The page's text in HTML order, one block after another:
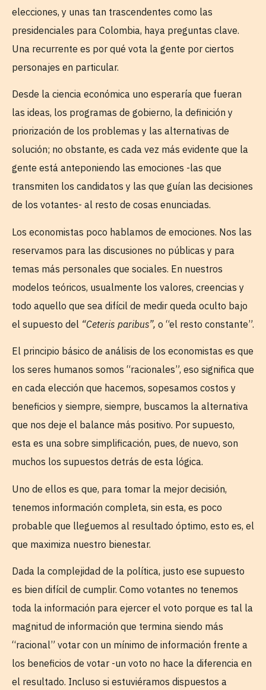
elecciones, y unas tan trascendentes como las
presidenciales para Colombia, haya preguntas clave.
Una recurrente es por qué vota la gente por ciertos
personajes en particular.
Desde la ciencia económica uno esperaría que fueran
las ideas, los programas de gobierno, la definición y
priorización de los problemas y las alternativas de
solución; no obstante, es cada vez más evidente que la
gente está anteponiendo las emociones -las que
transmiten los candidatos y las que guían las decisiones
de los votantes- al resto de cosas enunciadas.
Los economistas poco hablamos de emociones. Nos las
reservamos para las discusiones no públicas y para
temas más personales que sociales. En nuestros
modelos teóricos, usualmente los valores, creencias y
todo aquello que sea difícil de medir queda oculto bajo
el supuesto del “Ceteris paribus”, o “el resto constante”.
El principio básico de análisis de los economistas es que
los seres humanos somos “racionales”, eso significa que
en cada elección que hacemos, sopesamos costos y
beneficios y siempre, siempre, buscamos la alternativa
que nos deje el balance más positivo. Por supuesto,
esta es una sobre simplificación, pues, de nuevo, son
muchos los supuestos detrás de esta lógica.
Uno de ellos es que, para tomar la mejor decisión,
tenemos información completa, sin esta, es poco
probable que lleguemos al resultado óptimo, esto es, el
que maximiza nuestro bienestar.
Dada la complejidad de la política, justo ese supuesto
es bien difícil de cumplir. Como votantes no tenemos
toda la información para ejercer el voto porque es tal la
magnitud de información que termina siendo más
“racional” votar con un mínimo de información frente a
los beneficios de votar -un voto no hace la diferencia en
el resultado. Incluso si estuviéramos dispuestos a